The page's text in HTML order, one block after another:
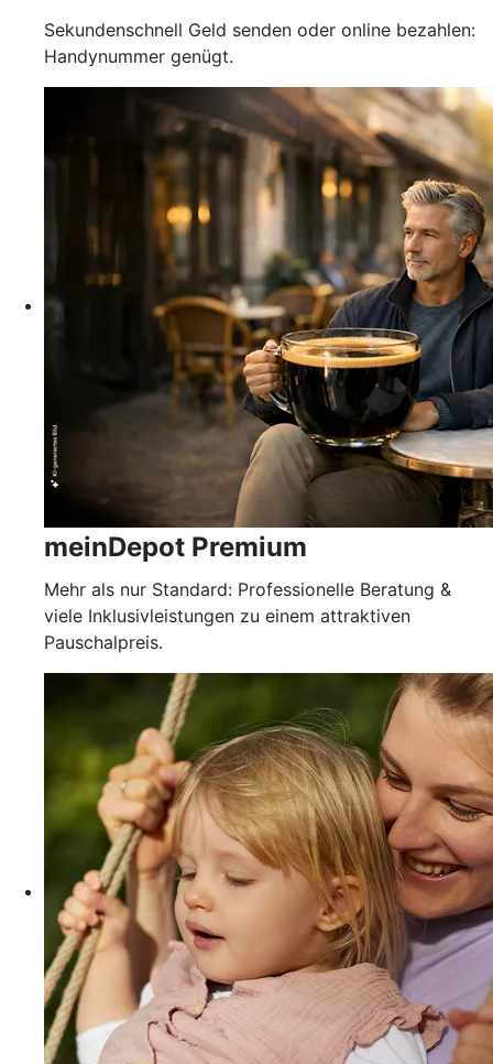
Sekundenschnell Geld senden oder online bezahlen:
Handynummer genügt.
meinDepot Premium
Mehr als nur Standard: Professionelle Beratung &
viele Inklusivleistungen zu einem attraktiven
Pauschalpreis.